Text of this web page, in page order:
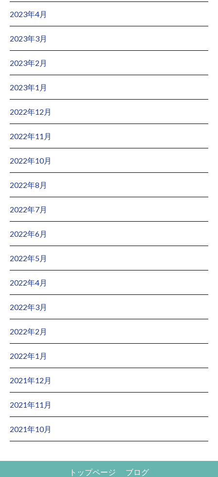
2023年4月
2023年3月
2023年2月
2023年1月
2022年12月
2022年11月
2022年10月
2022年8月
2022年7月
2022年6月
2022年5月
2022年4月
2022年3月
2022年2月
2022年1月
2021年12月
2021年11月
2021年10月
トップページ ブログ